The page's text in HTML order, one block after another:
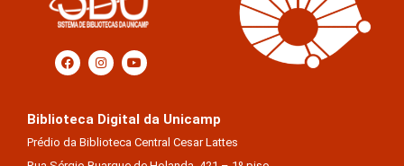
Biblioteca Digital da Unicamp
Prédio da Biblioteca Central Cesar Lattes